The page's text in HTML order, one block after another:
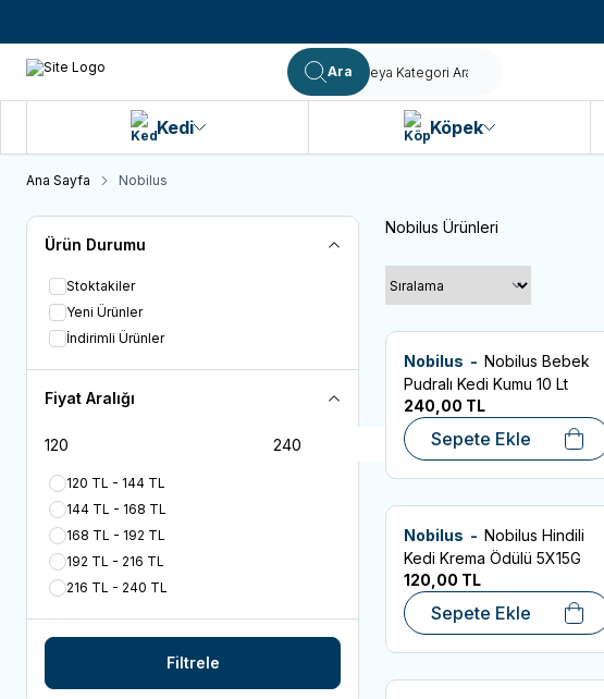
Ara
Kedi Köpek
Ana Sayfa Nobilus
Ürün Durumu
Stoktakiler
Yeni Ürünler
İndirimli Ürünler
Fiyat Aralığı
120 TL - 144 TL
144 TL - 168 TL
168 TL - 192 TL
192 TL - 216 TL
216 TL - 240 TL
Filtrele
Nobilus Ürünleri
Favorilere Ekle
Nobilus - Nobilus Bebek
Pudralı Kedi Kumu 10 Lt
240,00 TL
Sepete Ekle
SKT:10.10.2027
Favorilere Ekle
Nobilus - Nobilus Hindili
Kedi Krema Ödülü 5X15G
120,00 TL
Sepete Ekle